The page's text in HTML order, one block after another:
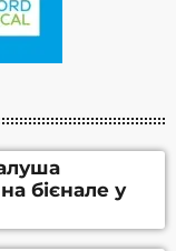
бієнале у